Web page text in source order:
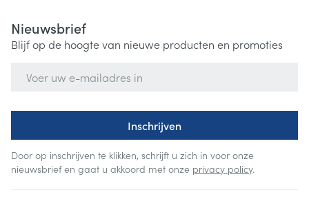
Nieuwsbrief
Blijf op de hoogte van nieuwe producten en promoties
Inschrijven
Door op inschrijven te klikken, schrijft u zich in voor onze
nieuwsbrief en gaat u akkoord met onze privacy policy.